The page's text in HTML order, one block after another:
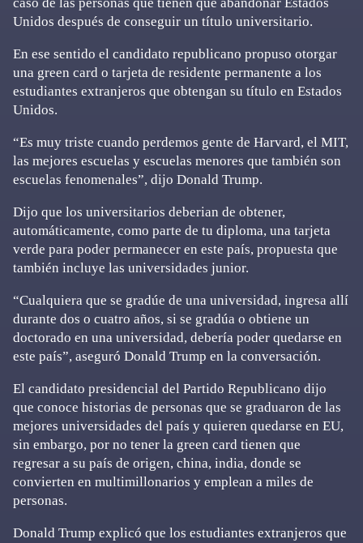
Unidos después de conseguir un título universitario.
En ese sentido el candidato republicano propuso otorgar
una green card o tarjeta de residente permanente a los
estudiantes extranjeros que obtengan su título en Estados
Unidos.
“Es muy triste cuando perdemos gente de Harvard, el MIT,
las mejores escuelas y escuelas menores que también son
escuelas fenomenales”, dijo Donald Trump.
Dijo que los universitarios deberian de obtener,
automáticamente, como parte de tu diploma, una tarjeta
verde para poder permanecer en este país, propuesta que
también incluye las universidades junior.
“Cualquiera que se gradúe de una universidad, ingresa allí
durante dos o cuatro años, si se gradúa o obtiene un
doctorado en una universidad, debería poder quedarse en
este país”, aseguró Donald Trump en la conversación.
El candidato presidencial del Partido Republicano dijo
que conoce historias de personas que se graduaron de las
mejores universidades del país y quieren quedarse en EU,
sin embargo, por no tener la green card tienen que
regresar a su país de origen, china, india, donde se
convierten en multimillonarios y emplean a miles de
personas.
Donald Trump explicó que los estudiantes extranjeros que